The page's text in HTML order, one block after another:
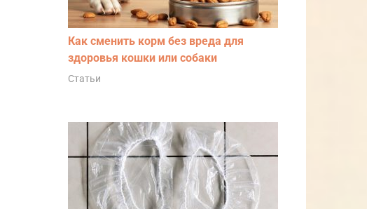
Как сменить корм без вреда для
здоровья кошки или собаки
Статьи